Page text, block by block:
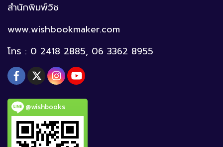
สำนักพิมพ์วิช
www.wishbookmaker.com
โทร : 0 2418 2885, 06 3362 8955
@wishbooks